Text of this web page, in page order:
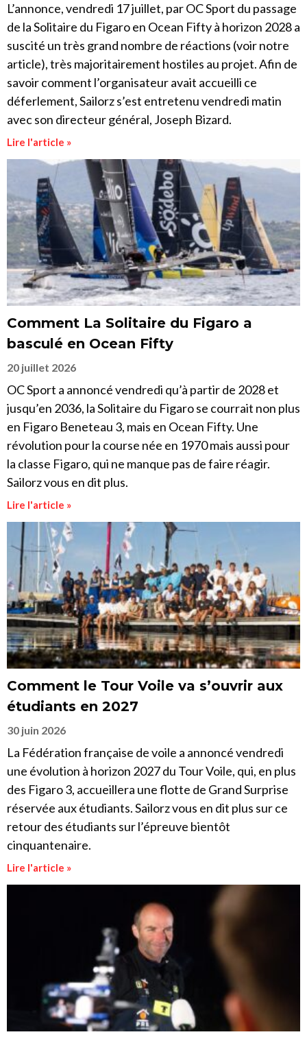
L’annonce, vendredi 17 juillet, par OC Sport du passage
de la Solitaire du Figaro en Ocean Fifty à horizon 2028 a
suscité un très grand nombre de réactions (voir notre
article), très majoritairement hostiles au projet. Afin de
savoir comment l’organisateur avait accueilli ce
déferlement, Sailorz s’est entretenu vendredi matin
avec son directeur général, Joseph Bizard.
Lire l'article »
Comment La Solitaire du Figaro a
basculé en Ocean Fifty
20 juillet 2026
OC Sport a annoncé vendredi qu’à partir de 2028 et
jusqu’en 2036, la Solitaire du Figaro se courrait non plus
en Figaro Beneteau 3, mais en Ocean Fifty. Une
révolution pour la course née en 1970 mais aussi pour
la classe Figaro, qui ne manque pas de faire réagir.
Sailorz vous en dit plus.
Lire l'article »
Comment le Tour Voile va s’ouvrir aux
étudiants en 2027
30 juin 2026
La Fédération française de voile a annoncé vendredi
une évolution à horizon 2027 du Tour Voile, qui, en plus
des Figaro 3, accueillera une flotte de Grand Surprise
réservée aux étudiants. Sailorz vous en dit plus sur ce
retour des étudiants sur l’épreuve bientôt
cinquantenaire.
Lire l'article »